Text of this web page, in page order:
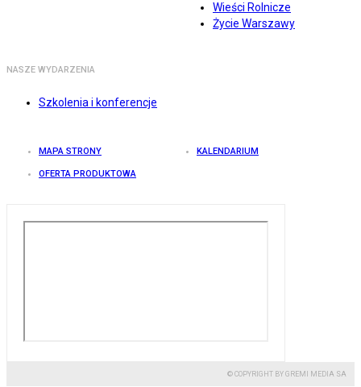
Wieści Rolnicze
Życie Warszawy
NASZE WYDARZENIA
Szkolenia i konferencje
MAPA STRONY KALENDARIUM
OFERTA PRODUKTOWA
© COPYRIGHT BY GREMI MEDIA SA